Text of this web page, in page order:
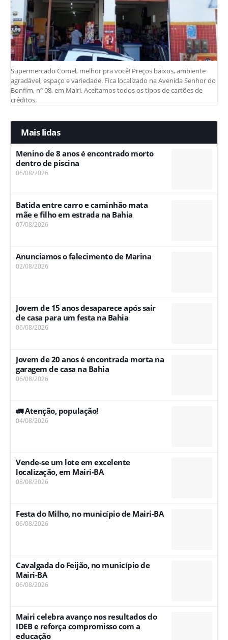
Supermercado Comel, melhor pra você! Preços baixos, ambiente
agradável, espaço e variedade. Fica localizado na Avenida Senhor do
Bonfim, nº 08, em Mairi. Aceitamos todos os tipos de cartões de
créditos.
Mais lidas
Menino de 8 anos é encontrado morto
dentro de piscina
06/08/2026
Batida entre carro e caminhão mata
mãe e filho em estrada na Bahia
07/08/2026
Anunciamos o falecimento de Marina
02/08/2026
Jovem de 15 anos desaparece após sair
de casa para um festa na Bahia
06/08/2026
Jovem de 20 anos é encontrada morta na
garagem de casa na Bahia
06/08/2026
🚛 Atenção, população!
04/08/2026
Vende-se um lote em excelente
localização, em Mairi-BA
08/08/2026
Festa do Milho, no município de Mairi-BA
06/08/2026
Cavalgada do Feijão, no município de
Mairi-BA
06/08/2026
Mairi celebra avanço nos resultados do
IDEB e reforça compromisso com a
educação